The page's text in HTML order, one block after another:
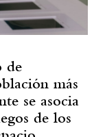
de
más
se asocia
de los